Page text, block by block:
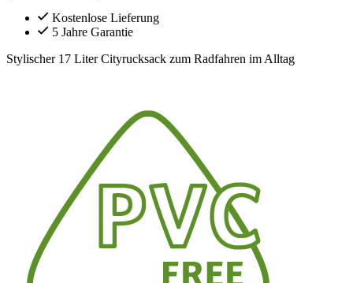
Kostenlose Lieferung
5 Jahre Garantie
Stylischer 17 Liter Cityrucksack zum Radfahren im Alltag